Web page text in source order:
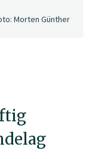
Morten Günther